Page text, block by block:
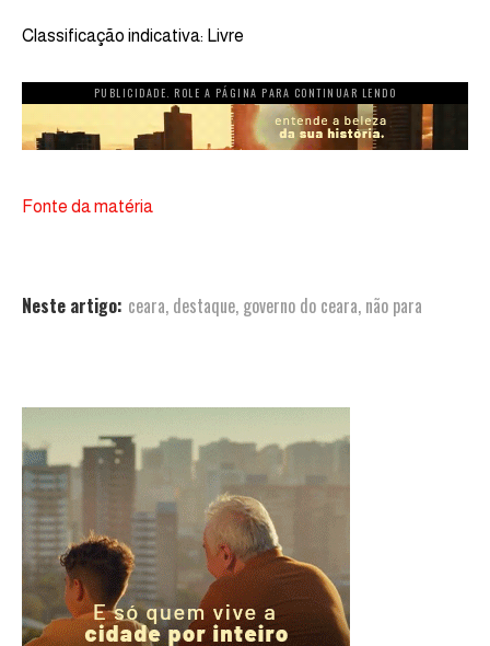
Classificação indicativa: Livre
PUBLICIDADE. ROLE A PÁGINA PARA CONTINUAR LENDO
Fonte da matéria
Neste artigo: ceara, destaque, governo do ceara, não para